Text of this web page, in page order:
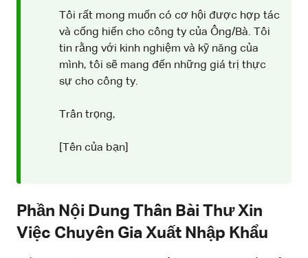
Tôi rất mong muốn có cơ hội được hợp tác
và cống hiến cho công ty của Ông/Bà. Tôi
tin rằng với kinh nghiệm và kỹ năng của
mình, tôi sẽ mang đến những giá trị thực
sự cho công ty.
Trân trọng,
[Tên của bạn]
Phần Nội Dung Thân Bài Thư Xin
Việc Chuyên Gia Xuất Nhập Khẩu